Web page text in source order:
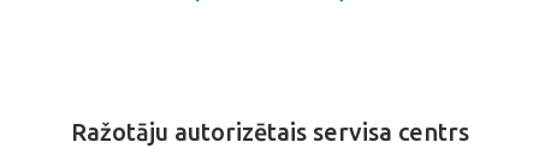
Ražotāju autorizētais servisa centrs